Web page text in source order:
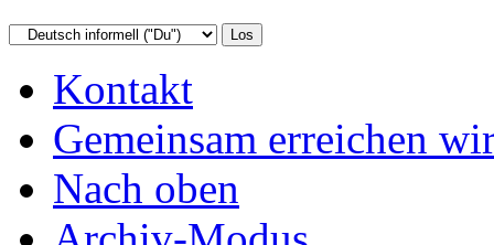
Kontakt
Gemeinsam erreichen
Nach oben